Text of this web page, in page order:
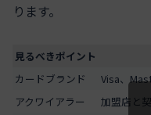
ります。
見るべきポイント
カードブランド
Visa、
アクワイアラー
加盟店と